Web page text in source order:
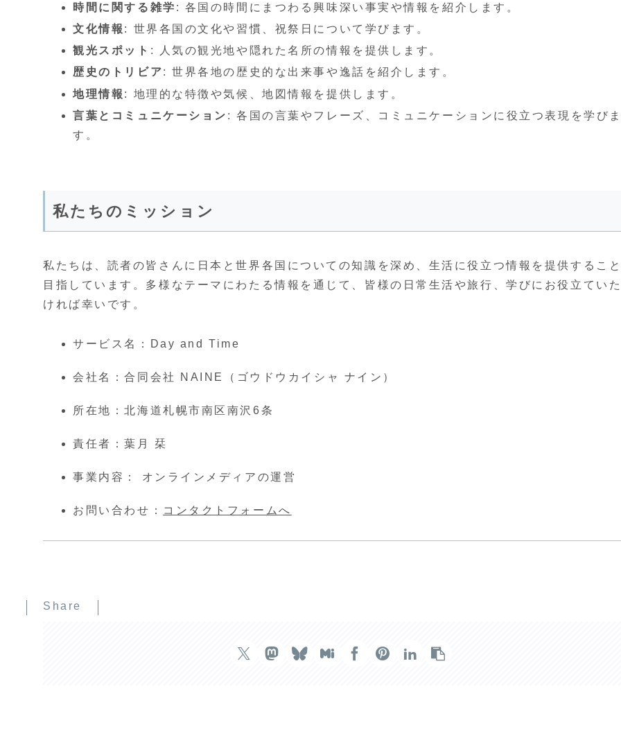
時間に関する雑学 : 各国の時間にまつわる興味深い事実や情報を紹介します。
文化情報 : 世界各国の文化や習慣、祝祭日について学びます。
観光スポット : 人気の観光地や隠れた名所の情報を提供します。
歴史のトリビア: 世界各地の歴史的な出来事や逸話を紹介します。
地理情報 : 地理的な特徴や気候、地図情報を提供します。
言葉とコミュニケーション : 各国の言葉やフレーズ、コミュニケーションに役立つ表現を学び
す。
私たちのミッション
私たちは、読者の皆さんに日本と世界各国についての知識を深め、生活に役立つ情報を提供するこ
目指しています。多様なテーマにわたる情報を通じて、皆様の日常生活や旅行、学びにお役立てい
ければ幸いです。
サービス名：Day and Time
会社名：合同会社 NAINE（ゴウドウカイシャ ナイン）
所在地：北海道札幌市南区南沢6条
責任者：葉月 栞
事業内容： オンラインメディアの運営
お問い合わせ： コンタクトフォームへ
Share